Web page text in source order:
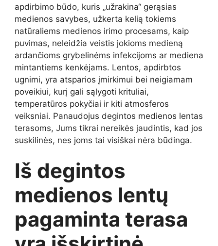
apdirbimo būdo, kuris „užrakina“ gerąsias
medienos savybes, užkerta kelią tokiems
natūraliems medienos irimo procesams, kaip
puvimas, neleidžia veistis jokioms medieną
ardančioms grybelinėms infekcijoms ar mediena
mintantiems kenkėjams. Lentos, apdirbtos
ugnimi, yra atsparios įmirkimui bei neigiamam
poveikiui, kurį gali sąlygoti krituliai,
temperatūros pokyčiai ir kiti atmosferos
veiksniai. Panaudojus degintos medienos lentas
terasoms, Jums tikrai nereikės jaudintis, kad jos
suskilinės, nes joms tai visiškai nėra būdinga.
Iš degintos
medienos lentų
pagaminta terasa